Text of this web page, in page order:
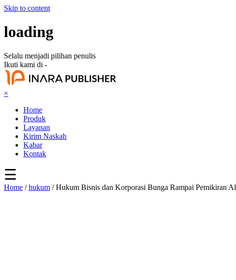
Skip to content
loading
Selalu menjadi pilihan penulis
Ikuti kami di -
×
Home
Produk
Layanan
Kirim Naskah
Kabar
Kontak
☰
Home /hukum / Hukum Bisnis dan Korporasi Bunga Rampai Pemikiran